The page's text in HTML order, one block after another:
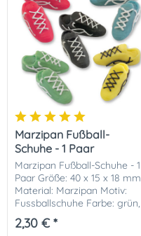
Marzipan Fußball-
Schuhe - 1 Paar
Marzipan Fußball-Schuhe - 1
Paar Größe: 40 x 15 x 18 mm
Material: Marzipan Motiv:
Fussballschuhe Farbe: grün,
rot, gelb, türkis, schwarz -
farblich sortiert, Farbe nicht
2,30 € *